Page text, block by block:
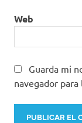
Web
Guarda mi
navegador para